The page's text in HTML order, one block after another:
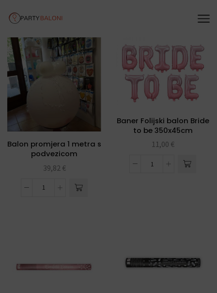
Balon promjera 1 metra s
podvezicom
39,82 €
Baner Folijski balon Bride
to be 350x45cm
11,00 €